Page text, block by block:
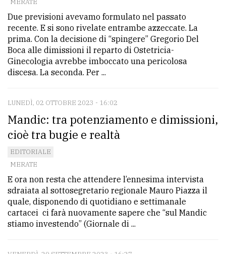
MERATE
Due previsioni avevamo formulato nel passato
recente. E si sono rivelate entrambe azzeccate. La
prima. Con la decisione di “spingere” Gregorio Del
Boca alle dimissioni il reparto di Ostetricia-
Ginecologia avrebbe imboccato una pericolosa
discesa. La seconda. Per ...
LUNEDÌ, 02 OTTOBRE 2023 - 16:02
Mandic: tra potenziamento e dimissioni,
cioè tra bugie e realtà
EDITORIALE
MERATE
E ora non resta che attendere l’ennesima intervista
sdraiata al sottosegretario regionale Mauro Piazza il
quale, disponendo di quotidiano e settimanale
cartacei ci farà nuovamente sapere che “sul Mandic
stiamo investendo” (Giornale di ...